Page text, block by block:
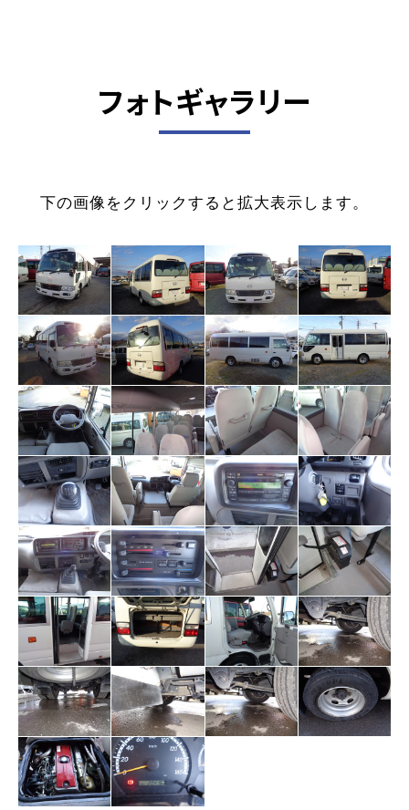
フォトギャラリー
下の画像をクリックすると拡大表示します。